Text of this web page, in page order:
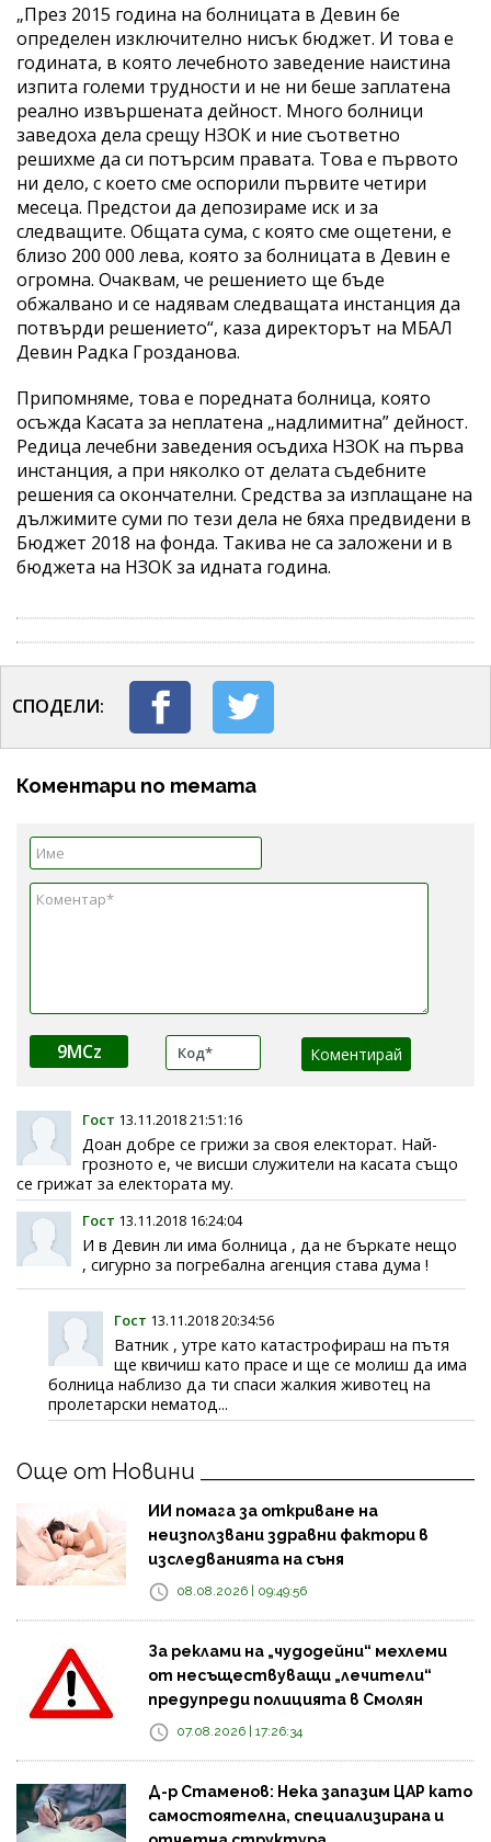
„През 2015 година на болницата в Девин бе
определен изключително нисък бюджет. И това е
годината, в която лечебното заведение наистина
изпита големи трудности и не ни беше заплатена
реално извършената дейност. Много болници
заведоха дела срещу НЗОК и ние съответно
решихме да си потърсим правата. Това е първото
ни дело, с което сме оспорили първите четири
месеца. Предстои да депозираме иск и за
следващите. Общата сума, с която сме ощетени, е
близо 200 000 лева, която за болницата в Девин е
огромна. Очаквам, че решението ще бъде
обжалвано и се надявам следващата инстанция да
потвърди решението“, каза директорът на МБАЛ
Девин Радка Грозданова.
Припомняме, това е поредната болница, която
осъжда Касата за неплатена „надлимитна” дейност.
Редица лечебни заведения осъдиха НЗОК на първа
инстанция, а при няколко от делата съдебните
решения са окончателни. Средства за изплащане на
дължимите суми по тези дела не бяха предвидени в
Бюджет 2018 на фонда. Такива не са заложени и в
бюджета на НЗОК за идната година.
СПОДЕЛИ:
Коментари по темата
9MCz
Гост 13.11.2018 21:51:16
Доан добре се грижи за своя електорат. Най-
грозното е, че висши служители на касата също
се грижат за електората му.
Гост 13.11.2018 16:24:04
И в Девин ли има болница , да не бъркате нещо
, сигурно за погребална агенция става дума !
Гост 13.11.2018 20:34:56
Ватник , утре като катастрофираш на пътя
ще квичиш като прасе и ще се молиш да има
болница наблизо да ти спаси жалкия животец на
пролетарски нематод...
Още от Новини
ИИ помага за откриване на
неизползвани здравни фактори в
изследванията на съня
08.08.2026 | 09:49:56
За реклами на „чудодейни“ мехлеми
от несъществуващи „лечители“
предупреди полицията в Смолян
07.08.2026 | 17:26:34
Д-р Стаменов: Нека запазим ЦАР като
самостоятелна, специализирана и